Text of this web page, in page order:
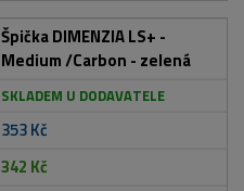
Špička DIMENZIA LS+ -
Medium /Carbon - zelená
SKLADEM U DODAVATELE
353 Kč
342 Kč